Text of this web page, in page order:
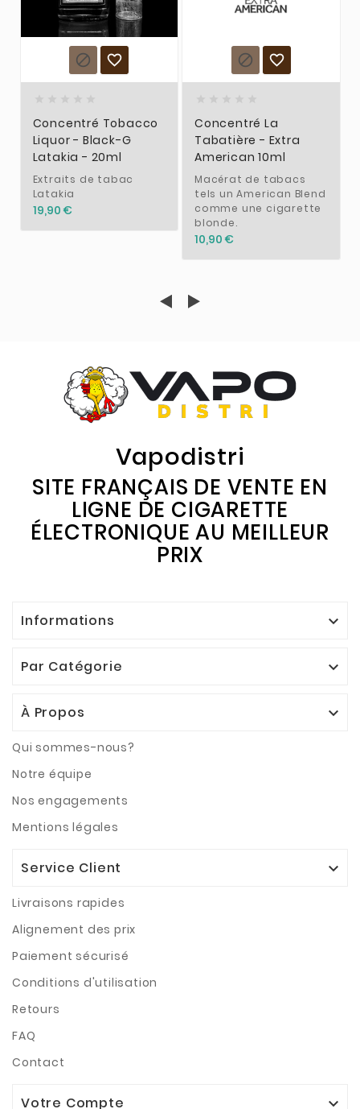
 
Concentré Tobacco
Liquor - Black-G
Latakia - 20ml
Extraits de tabac
Latakia
19,90 €
 
Concentré La
Tabatière - Extra
American 10ml
Macérat de tabacs
tels un American Blend
comme une cigarette
blonde.
10,90 €
Vapodistri
SITE FRANÇAIS DE VENTE EN
LIGNE DE CIGARETTE
ÉLECTRONIQUE AU MEILLEUR
PRIX
Informations 
Par Catégorie 
À Propos 
Qui sommes-nous?
Notre équipe
Nos engagements
Mentions légales
Service Client 
Livraisons rapides
Alignement des prix
Paiement sécurisé
Conditions d'utilisation
Retours
FAQ
Contact
Votre Compte 